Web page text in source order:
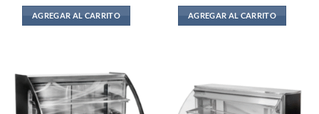
AGREGAR AL CARRITO AGREGAR AL CARRITO